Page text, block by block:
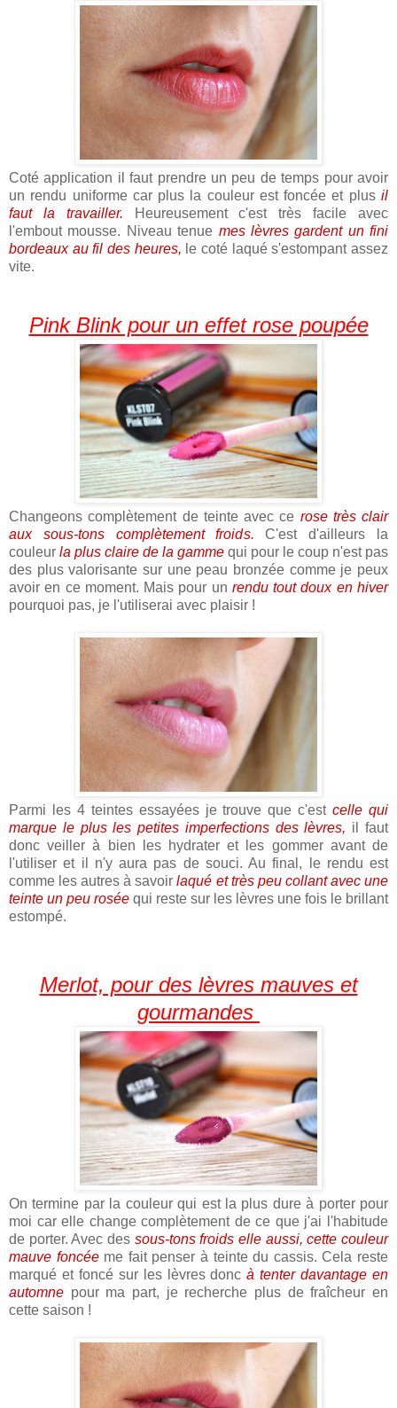
Coté application il faut prendre un peu de temps pour avoir
un rendu uniforme car plus la couleur est foncée et plusil
faut la travailler. Heureusement c'est très facile avec
l'embout mousse. Niveau tenue mes lèvres gardent un fini
bordeaux au fil des heures, le coté laqué s'estompant assez
vite.
Pink Blink pour un effet rose poupée
Changeons complètement de teinte avec ce rose très clair
aux sous-tons complètement froids.C'est d'ailleurs la
couleur la plus claire de la gamme qui pour le coup n'est pas
des plus valorisante sur une peau bronzée comme je peux
avoir en ce moment. Mais pour un rendu tout doux en hiver
pourquoi pas, je l'utiliserai avec plaisir !
Parmi les 4 teintes essayées je trouve que c'estcelle qui
marque le plus les petites imperfections des lèvres, il faut
donc veiller à bien les hydrater et les gommer avant de
l'utiliser et il n'y aura pas de souci. Au final, le rendu est
comme les autres à savoir laqué et très peu collant avec une
teinte un peu rosée qui reste sur les lèvres une fois le brillant
estompé.
Merlot, pour des lèvres mauves et
gourmandes
On termine par la couleur qui est la plus dure à porter pour
moi car elle change complètement de ce que j'ai l'habitude
de porter. Avec des sous-tons froids elle aussi, cette couleur
mauve foncéeme fait penser à teinte du cassis. Cela reste
marqué et foncé sur les lèvres donc à tenter davantage en
automne pour ma part, je recherche plus de fraîcheur en
cette saison !